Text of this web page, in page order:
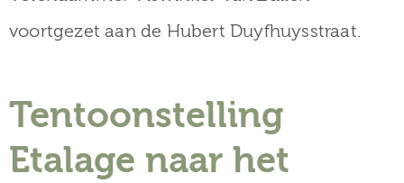
voortgezet aan de Hubert Duyfhuysstraat.
Tentoonstelling
Etalage naar het